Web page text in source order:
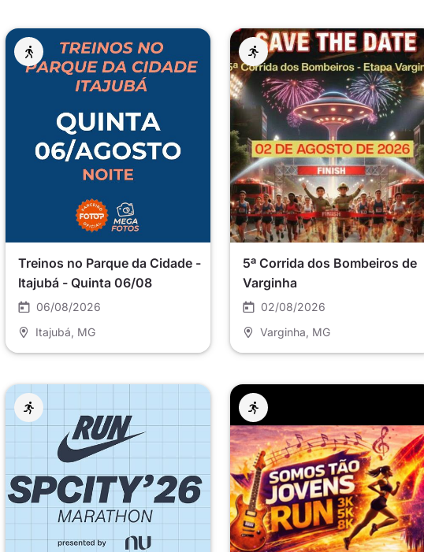
Treinos no Parque da Cidade -
Itajubá - Quinta 06/08
06/08/2026
Itajubá , MG
5ª Corrida dos Bombeiros de
Varginha
02/08/2026
Varginha , MG